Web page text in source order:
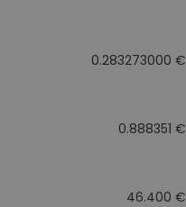
0.283273000 €
0.888351 €
46.400 €